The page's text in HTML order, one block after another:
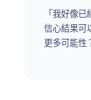
「我好像
信心結果可
更多可能性